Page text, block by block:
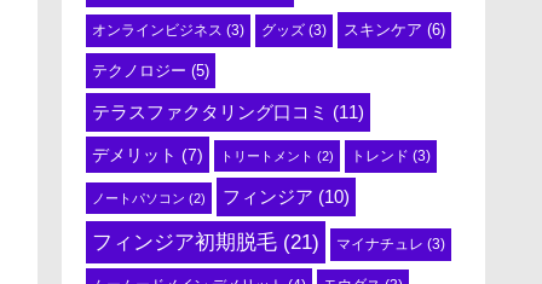
オンラインビジネス (3) グッズ (3) スキンケア (6)
テクノロジー (5)
テラスファクタリング口コミ (11)
デメリット (7) トリートメント (2) トレンド (3)
ノートパソコン (2) フィンジア (10)
フィンジア初期脱毛 (21) マイナチュレ (3)